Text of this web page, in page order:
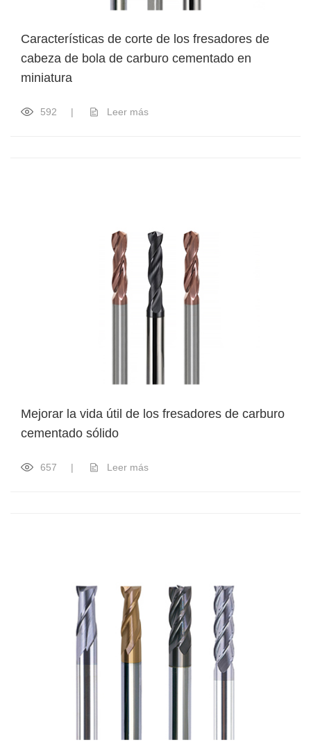
Características de corte de los fresadores de
cabeza de bola de carburo cementado en
miniatura
592 | Leer más
Mejorar la vida útil de los fresadores de carburo
cementado sólido
657 | Leer más